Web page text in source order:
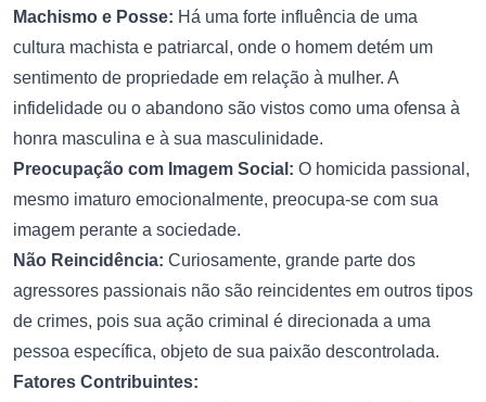
Machismo e Posse: Há uma forte influência de uma
cultura machista e patriarcal, onde o homem detém um
sentimento de propriedade em relação à mulher. A
infidelidade ou o abandono são vistos como uma ofensa à
honra masculina e à sua masculinidade.
Preocupação com Imagem Social: O homicida passional,
mesmo imaturo emocionalmente, preocupa-se com sua
imagem perante a sociedade.
Não Reincidência: Curiosamente, grande parte dos
agressores passionais não são reincidentes em outros tipos
de crimes, pois sua ação criminal é direcionada a uma
pessoa específica, objeto de sua paixão descontrolada.
Fatores Contribuintes: